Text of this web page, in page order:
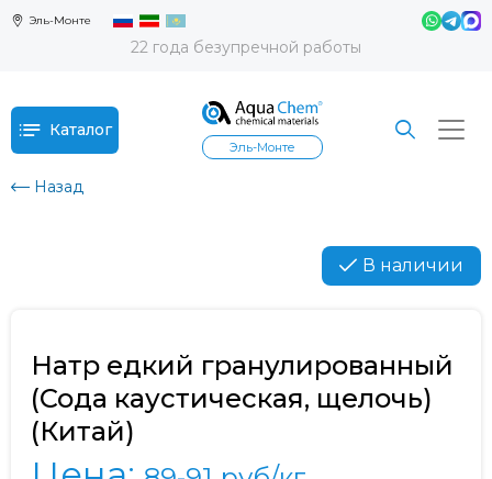
Эль-Монте
22 года безупречной работы
Каталог
Эль-Монте
Назад
В наличии
Натр едкий гранулированный
(Сода каустическая, щелочь)
(Китай)